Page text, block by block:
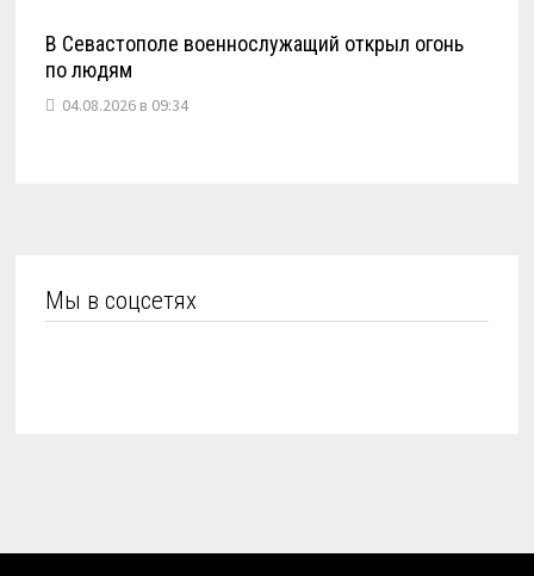
В Севастополе военнослужащий открыл огонь
по людям
04.08.2026 в 09:34
Мы в соцсетях